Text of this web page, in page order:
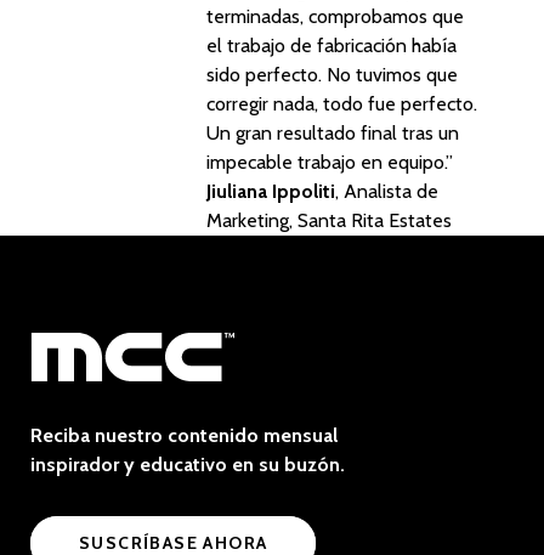
terminadas, comprobamos que
el trabajo de fabricación había
sido perfecto. No tuvimos que
corregir nada, todo fue perfecto.
Un gran resultado final tras un
impecable trabajo en equipo.”
Jiuliana Ippoliti, Analista de
Marketing, Santa Rita Estates
Reciba nuestro contenido mensual
inspirador y educativo en su buzón.
SUSCRÍBASE AHORA